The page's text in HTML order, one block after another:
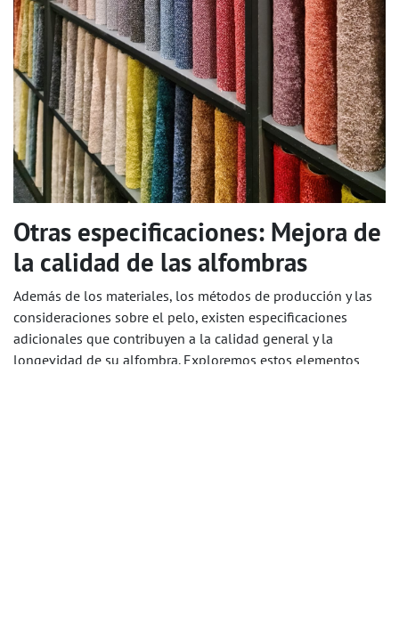
Otras especificaciones: Mejora de
la calidad de las alfombras
Además de los materiales, los métodos de producción y las
consideraciones sobre el pelo, existen especificaciones
adicionales que contribuyen a la calidad general y la
longevidad de su alfombra. Exploremos estos elementos